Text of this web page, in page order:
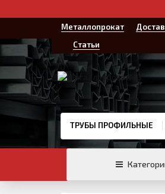
Металлопрокат
Статьи
ТРУБЫ ПРОФИЛЬНЫЕ